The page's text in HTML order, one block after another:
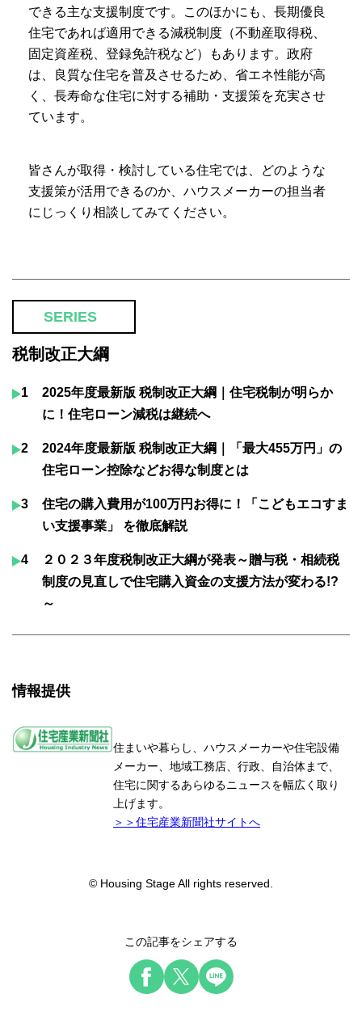
できる主な支援制度です。このほかにも、長期優良
住宅であれば適用できる減税制度（不動産取得税、
固定資産税、登録免許税など）もあります。政府
は、良質な住宅を普及させるため、省エネ性能が高
く、長寿命な住宅に対する補助・支援策を充実させ
ています。
皆さんが取得・検討している住宅では、どのような
支援策が活用できるのか、ハウスメーカーの担当者
にじっくり相談してみてください。
SERIES
税制改正大綱
1
2025年度最新版 税制改正大綱｜住宅税制が明らか
に！住宅ローン減税は継続へ
2
2024年度最新版 税制改正大綱｜「最大455万円」の
住宅ローン控除などお得な制度とは
3
住宅の購入費用が100万円お得に！「こどもエコすま
い支援事業」 を徹底解説
4
２０２３年度税制改正大綱が発表～贈与税・相続税
制度の見直しで住宅購入資金の支援方法が変わる!?
～
情報提供
住まいや暮らし、ハウスメーカーや住宅設備
メーカー、地域工務店、行政、自治体まで、
住宅に関するあらゆるニュースを幅広く取り
上げます。
＞＞住宅産業新聞社サイトへ
© Housing Stage All rights reserved.
この記事をシェアする